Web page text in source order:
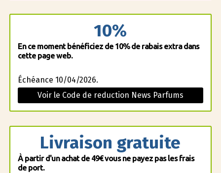
10%
En ce moment bénéficiez de 10% de rabais extra dans
cette page web.
Échéance 10/04/2026.
Voir le Code de reduction News Parfums
Livraison gratuite
À partir d'un achat de 49€ vous ne payez pas les frais
de port.